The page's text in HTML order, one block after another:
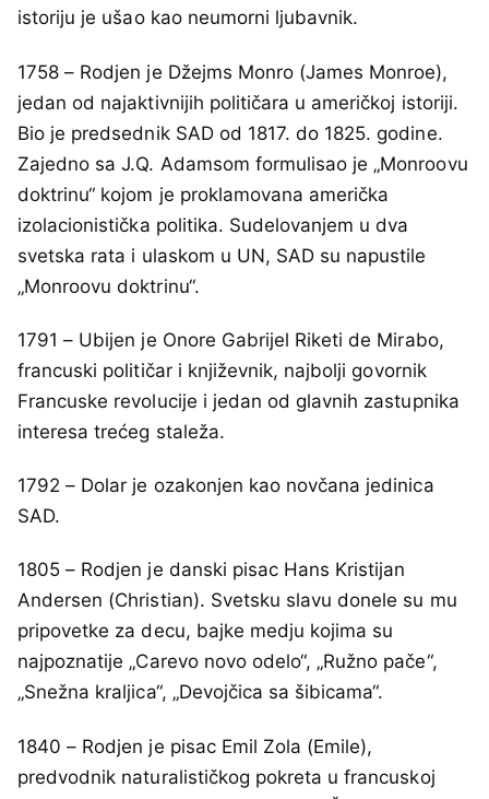
istoriju je ušao kao neumorni ljubavnik.
1758 – Rodjen je Džejms Monro (James Monroe),
jedan od najaktivnijih političara u američkoj istoriji.
Bio je predsednik SAD od 1817. do 1825. godine.
Zajedno sa J.Q. Adamsom formulisao je „Monroovu
doktrinu“ kojom je proklamovana američka
izolacionistička politika. Sudelovanjem u dva
svetska rata i ulaskom u UN, SAD su napustile
„Monroovu doktrinu“.
1791 – Ubijen je Onore Gabrijel Riketi de Mirabo,
francuski političar i književnik, najbolji govornik
Francuske revolucije i jedan od glavnih zastupnika
interesa trećeg staleža.
1792 – Dolar je ozakonjen kao novčana jedinica
SAD.
1805 – Rodjen je danski pisac Hans Kristijan
Andersen (Christian). Svetsku slavu donele su mu
pripovetke za decu, bajke medju kojima su
najpoznatije „Carevo novo odelo“, „Ružno pače“,
„Snežna kraljica“, „Devojčica sa šibicama“.
1840 – Rodjen je pisac Emil Zola (Emile),
predvodnik naturalističkog pokreta u francuskoj